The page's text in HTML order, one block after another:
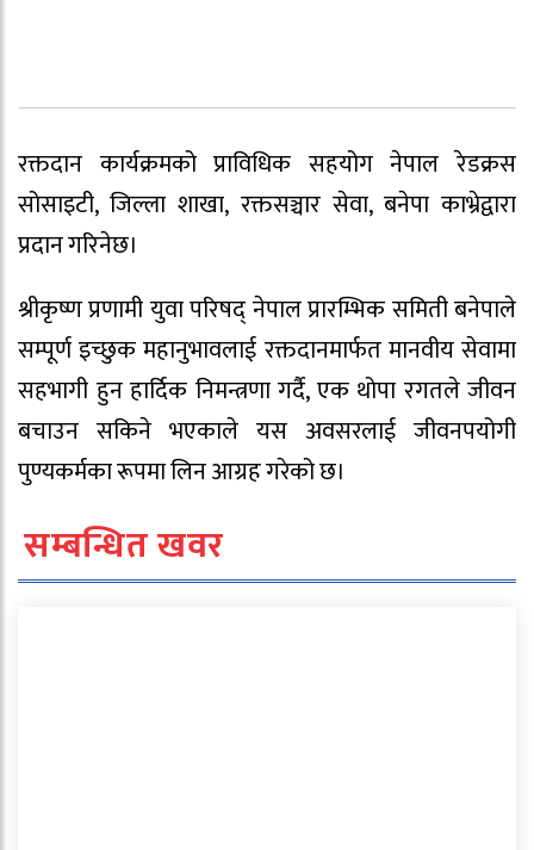
रक्तदान कार्यक्रमको प्राविधिक सहयोग नेपाल रेडक्रस
सोसाइटी, जिल्ला शाखा, रक्तसञ्चार सेवा, बनेपा काभ्रेद्वारा
प्रदान गरिनेछ।
श्रीकृष्ण प्रणामी युवा परिषद् नेपाल प्रारम्भिक समिती बनेपाले
सम्पूर्ण इच्छुक महानुभावलाई रक्तदानमार्फत मानवीय सेवामा
सहभागी हुन हार्दिक निमन्त्रणा गर्दै, एक थोपा रगतले जीवन
बचाउन सकिने भएकाले यस अवसरलाई जीवनपयोगी
पुण्यकर्मका रूपमा लिन आग्रह गरेको छ।
सम्बन्धित खवर